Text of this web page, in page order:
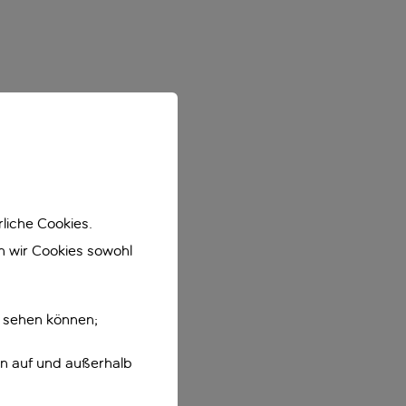
Cookies.
wir Cookies sowohl
können;
auf und außerhalb